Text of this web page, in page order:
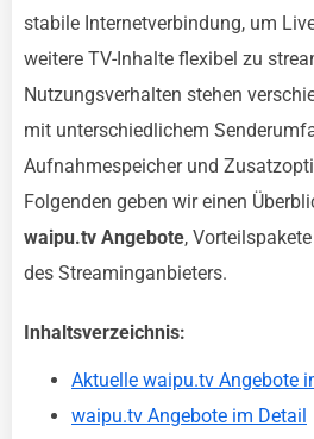
stabile Internetverbindung, um
weitere TV-Inhalte flexibel zu
Nutzungsverhalten stehen
mit unterschiedlichem
Aufnahmespeicher und
Folgenden geben wir einen
waipu.tv Angebote,
des Streaminganbieters.
Inhaltsverzeichnis:
Aktuelle waipu.tv Angebote
waipu.tv Angebote im Detail